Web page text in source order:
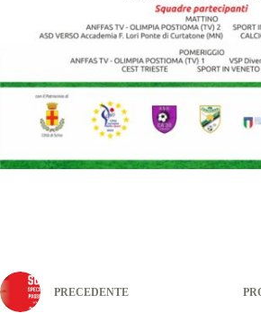
PRECEDENTE